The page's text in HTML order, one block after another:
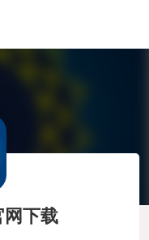
下载